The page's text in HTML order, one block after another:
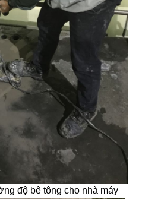
độ bê tông cho nhà máy